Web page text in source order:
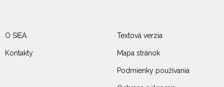
O SIEA
Kontakty
Textová verzia
Mapa stránok
Podmienky používania